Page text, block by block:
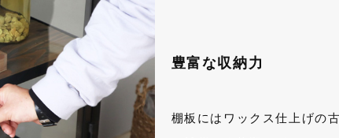
豊富な収納力
棚板にはワックス仕上げの